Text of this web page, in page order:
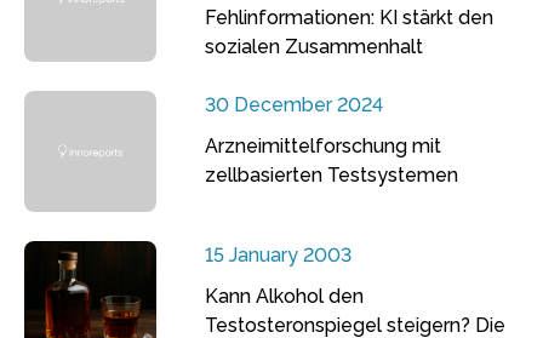
Fehlinformationen: KI stärkt den
sozialen Zusammenhalt
30 December 2024
Arzneimittelforschung mit
zellbasierten Testsystemen
15 January 2003
Kann Alkohol den
Testosteronspiegel steigern? Die